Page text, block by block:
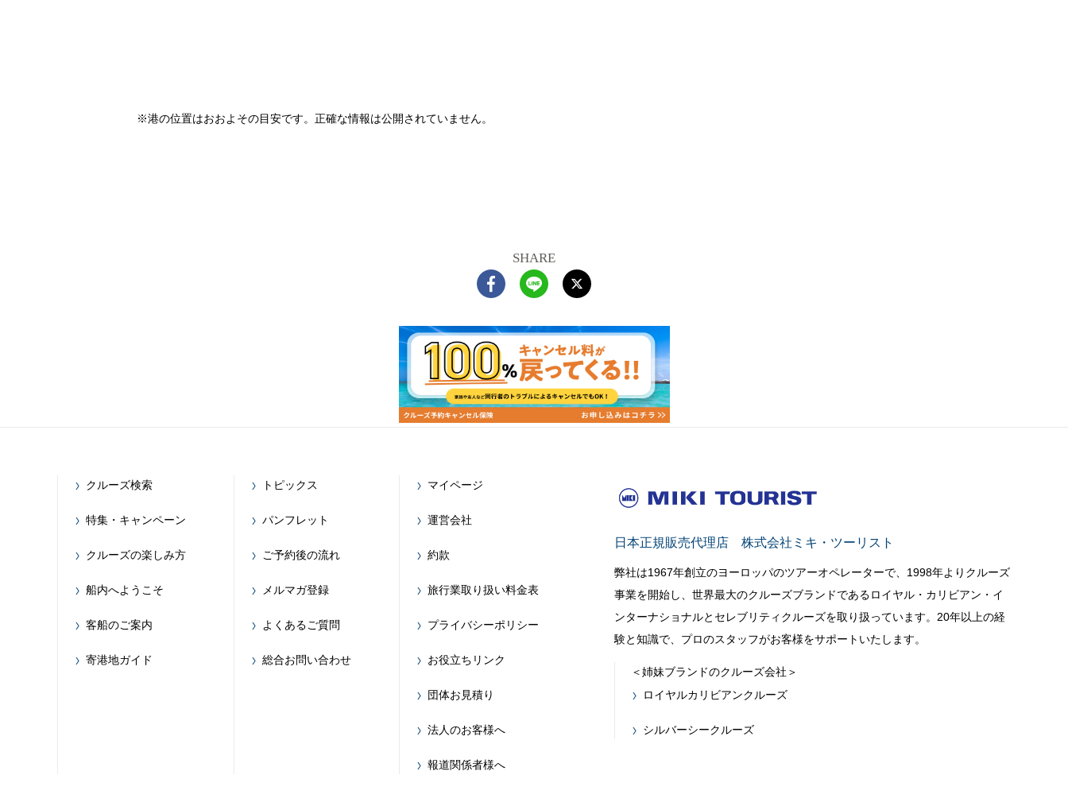
※港の位置はおおよその目安です。正確な情報は公開されていません。
SHARE
クルーズ検索
特集・キャンペーン
クルーズの楽しみ方
船内へようこそ
客船のご案内
寄港地ガイド
トピックス
パンフレット
ご予約後の流れ
メルマガ登録
よくあるご質問
総合お問い合わせ
マイページ
運営会社
約款
旅行業取り扱い料金表
プライバシーポリシー
お役立ちリンク
団体お見積り
法人のお客様へ
報道関係者様へ
日本正規販売代理店 株式会社ミキ・ツーリスト
弊社は1967年創立のヨーロッパのツアーオペレーターで、1998年よりクルーズ
事業を開始し、世界最大のクルーズブランドであるロイヤル・カリビアン・イ
ンターナショナルとセレブリティクルーズを取り扱っています。20年以上の経
験と知識で、プロのスタッフがお客様をサポートいたします。
＜姉妹ブランドのクルーズ会社＞
ロイヤルカリビアンクルーズ
シルバーシークルーズ